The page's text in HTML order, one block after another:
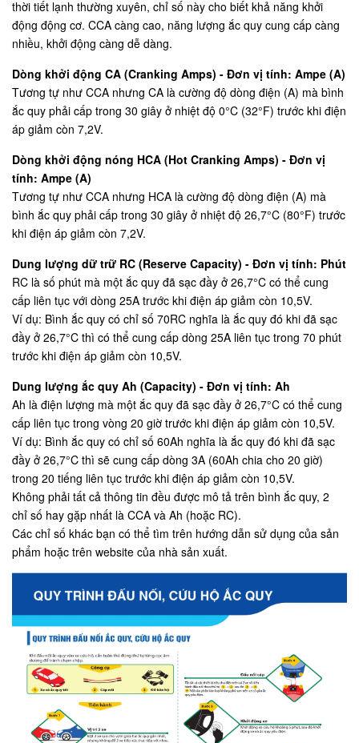
thời tiết lạnh thường xuyên, chỉ số này cho biết khả năng khởi
động động cơ. CCA càng cao, năng lượng ắc quy cung cấp càng
nhiều, khởi động càng dễ dàng.
Dòng khởi động CA (Cranking Amps) - Đơn vị tính: Ampe (A)
Tương tự như CCA nhưng CA là cường độ dòng điện (A) mà bình
ắc quy phải cấp trong 30 giây ở nhiệt độ 0°C (32°F) trước khi điện
áp giảm còn 7,2V.
Dòng khởi động nóng HCA (Hot Cranking Amps) - Đơn vị
tính: Ampe (A)
Tương tự như CCA nhưng HCA là cường độ dòng điện (A) mà
bình ắc quy phải cấp trong 30 giây ở nhiệt độ 26,7°C (80°F) trước
khi điện áp giảm còn 7,2V.
Dung lượng dữ trữ RC (Reserve Capacity) - Đơn vị tính: Phút
RC là số phút mà một ắc quy đã sạc đầy ở 26,7°C có thể cung
cấp liên tục với dòng 25A trước khi điện áp giảm còn 10,5V.
Ví dụ: Bình ắc quy có chỉ số 70RC nghĩa là ắc quy đó khi đã sạc
đầy ở 26,7°C thì có thể cung cấp dòng 25A liên tục trong 70 phút
trước khi điện áp giảm còn 10,5V.
Dung lượng ắc quy Ah (Capacity) - Đơn vị tính: Ah
Ah là điện lượng mà một ắc quy đã sạc đầy ở 26,7°C có thể cung
cấp liên tục trong vòng 20 giờ trước khi điện áp giảm còn 10,5V.
Ví dụ: Bình ắc quy có chỉ số 60Ah nghĩa là ắc quy đó khi đã sạc
đầy ở 26,7°C thì sẽ cung cấp dòng 3A (60Ah chia cho 20 giờ)
trong 20 tiếng liên tục trước khi điện áp giảm còn 10,5V.
Không phải tất cả thông tin đều được mô tả trên bình ắc quy, 2
chỉ số hay gặp nhất là CCA và Ah (hoặc RC).
Các chỉ số khác bạn có thể tìm trên hướng dẫn sử dụng của sản
phẩm hoặc trên website của nhà sản xuất.